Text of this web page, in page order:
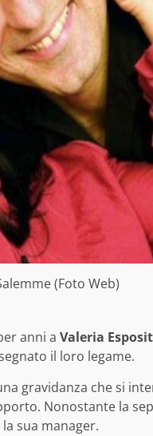
(Foto Web)
anni a Valeria
il loro legame.
gravidanza che si
Nonostante la
sua manager.